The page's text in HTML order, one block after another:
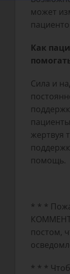
может
Как
Сила и
жертвуя
помощь.
* * *
постом,
* * *